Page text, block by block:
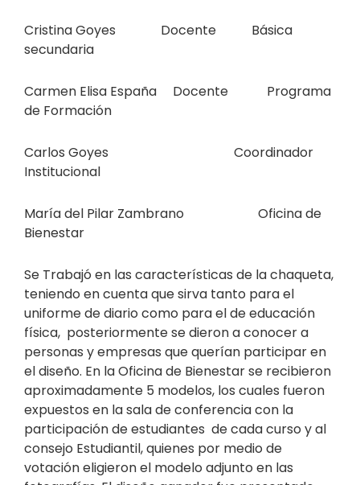
Cristina Goyes Docente Básica
secundaria
Carmen Elisa España Docente Programa
de Formación
Carlos Goyes Coordinador
Institucional
María del Pilar Zambrano Oficina de
Bienestar
Se Trabajó en las características de la chaqueta,
teniendo en cuenta que sirva tanto para el
uniforme de diario como para el de educación
física, posteriormente se dieron a conocer a
personas y empresas que querían participar en
el diseño. En la Oficina de Bienestar se recibieron
aproximadamente 5 modelos, los cuales fueron
expuestos en la sala de conferencia con la
participación de estudiantes de cada curso y al
consejo Estudiantil, quienes por medio de
votación eligieron el modelo adjunto en las